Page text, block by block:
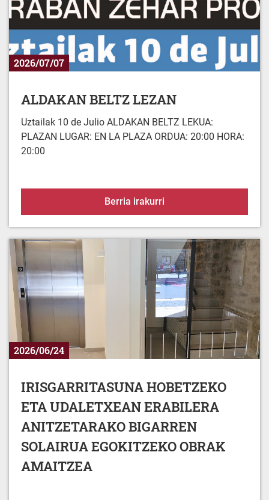
2026/07/07
ALDAKAN BELTZ LEZAN
Uztailak 10 de Julio ALDAKAN BELTZ LEKUA:
PLAZAN LUGAR: EN LA PLAZA ORDUA: 20:00 HORA:
20:00
Berria irakurri
2026/06/24
IRISGARRITASUNA HOBETZEKO
ETA UDALETXEAN ERABILERA
ANITZETARAKO BIGARREN
SOLAIRUA EGOKITZEKO OBRAK
AMAITZEA